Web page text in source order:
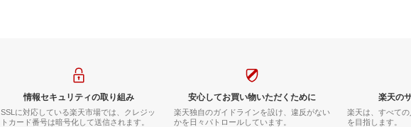
情報セキュリティの取り組み
SSLに対応している楽天市場では、クレジッ
トカード番号は暗号化して送信されます。
安心してお買い物いただくために
楽天独自のガイドラインを設け、違反がない
かを日々パトロールしています。
楽天の
楽天は、すべて
を目指します。